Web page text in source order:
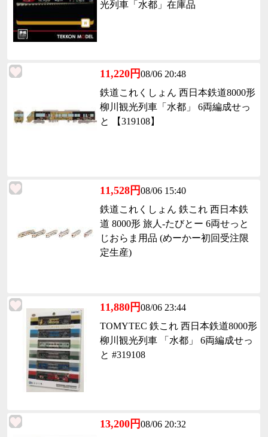
光列車「水都」在庫品
11,220円08/06 20:48
鉄道これくしょん 西日本鉄道8000形
柳川観光列車「水都」 6両編成せっ
と 【319108】
11,528円08/06 15:40
鉄道これくしょん 鉄これ 西日本鉄
道 8000形 旅人-たびとー 6両せっと
じおらま用品 (めーかー初回受注限
定生産)
11,880円08/06 23:44
TOMYTEC 鉄これ 西日本鉄道8000形
柳川観光列車 「水都」 6両編成せっ
と #319108
13,200円08/06 20:32